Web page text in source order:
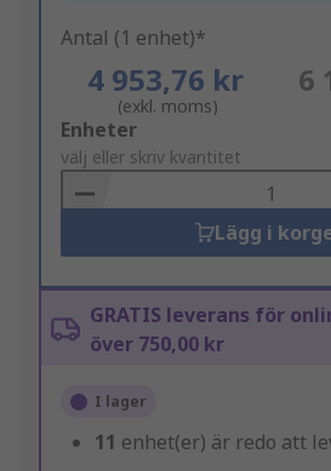
Antal (1 enhet)*
4 953,76 kr
(exkl. moms)
6
Add
to
Basket
Enheter
välj eller skriv kvantitet
Lägg i
GRATIS leverans för
över 750,00 kr
I lager
11 enhet(er) är redo att